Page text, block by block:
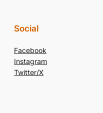
Social
Facebook
Instagram
Twitter/X